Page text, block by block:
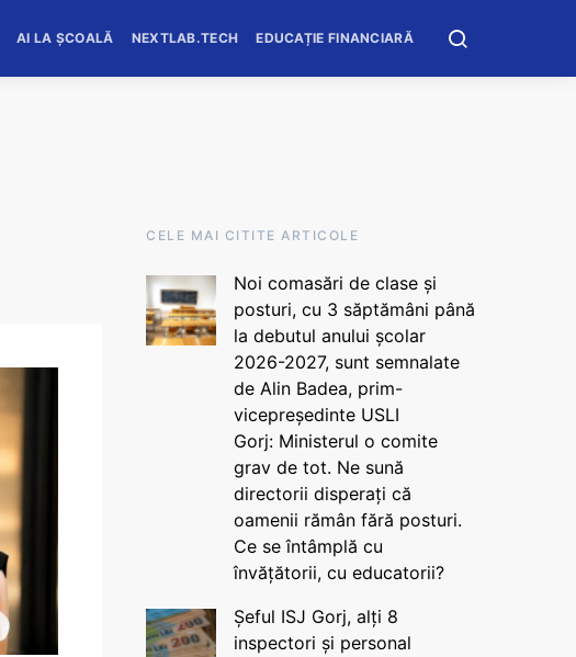
AI LA ȘCOALĂ NEXTLAB.TECH EDUCAȚIE FINANCIARĂ
CELE MAI CITITE ARTICOLE
Noi comasări de clase și
posturi, cu 3 săptămâni până
la debutul anului școlar
2026-2027, sunt semnalate
de Alin Badea, prim-
vicepreședinte USLI
Gorj: Ministerul o comite
grav de tot. Ne sună
directorii disperați că
oamenii rămân fără posturi.
Ce se întâmplă cu
învățătorii, cu educatorii?
Șeful ISJ Gorj, alți 8
inspectori și personal